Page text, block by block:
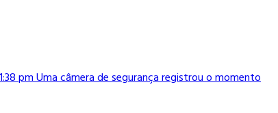
pm Uma câmera de segurança registrou o momento